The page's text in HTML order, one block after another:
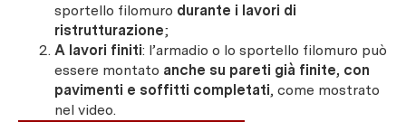
sportello filomuro durante i lavori di
ristrutturazione;
A lavori finiti: l’armadio o lo sportello filomuro può
essere montato anche su pareti già finite, con
pavimenti e soffitti completati, come mostrato
nel video.